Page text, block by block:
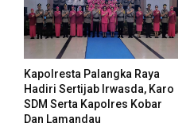
Kapolresta Palangka Raya
Hadiri Sertijab Irwasda, Karo
SDM Serta Kapolres Kobar
Dan Lamandau